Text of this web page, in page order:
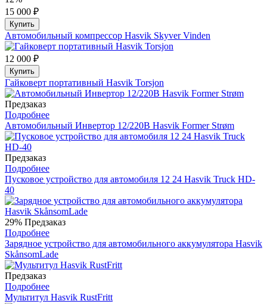
15 000 ₽
Купить
Автомобильный компрессор Hasvik Skyver Vinden
12 000 ₽
Купить
Гайковерт портативный Hasvik Torsjon
Предзаказ
Подробнее
Автомобильный Инвертор 12/220В Hasvik Former Strøm
Предзаказ
Подробнее
Пусковое устройство для автомобиля 12 24 Hasvik Truck HD-
40
29% Предзаказ
Подробнее
Зарядное устройство для автомобильного аккумулятора Hasvik
SkånsomLade
Предзаказ
Подробнее
Мультитул Hasvik RustFritt